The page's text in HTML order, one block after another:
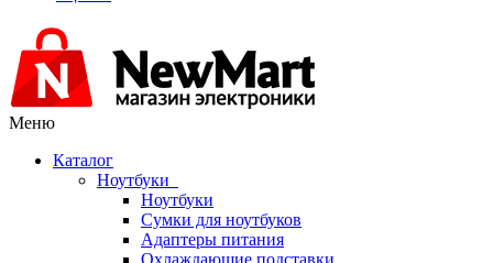
Меню
Каталог
Ноутбуки
Ноутбуки
Сумки для ноутбуков
Адаптеры питания
Охлаждающие подставки